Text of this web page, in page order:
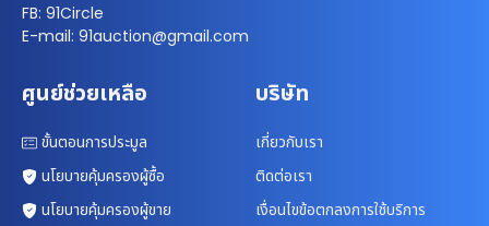
FB: 91Circle
E-mail: 91auction@gmail.com
ศูนย์ช่วยเหลือ
ขั้นตอนการประมูล
นโยบายคุ้มครองผู้ซื้อ
นโยบายคุ้มครองผู้ขาย
บริษัท
เกี่ยวกับเรา
ติดต่อเรา
เงื่อนไขข้อตกลงการใช้บริการ